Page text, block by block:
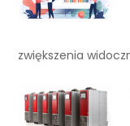
zwiększenia